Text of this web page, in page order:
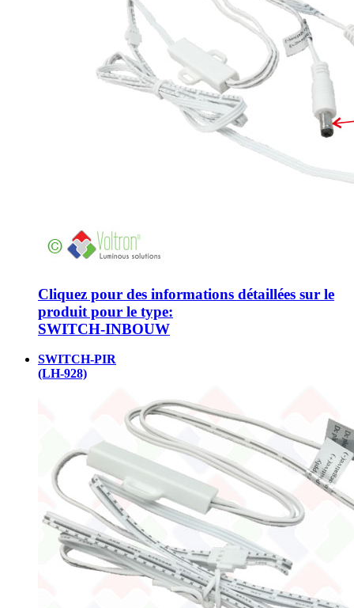
Cliquez pour des informations détaillées sur le
produit pour le type:
SWITCH-INBOUW
SWITCH-PIR
(LH-928)